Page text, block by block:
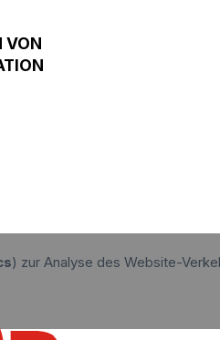
VON
) zur Analyse des Website-